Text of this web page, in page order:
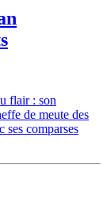
flair : son
de meute des
ses comparses